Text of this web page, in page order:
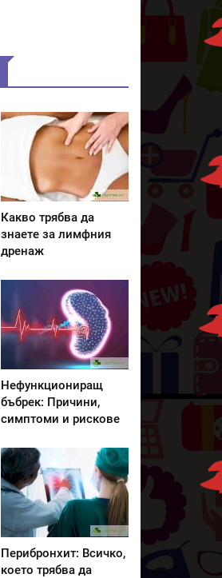
Какво трябва да
знаете за лимфния
дренаж
Нефункциониращ
бъбрек: Причини,
симптоми и рискове
Перибронхит: Всичко,
което трябва да